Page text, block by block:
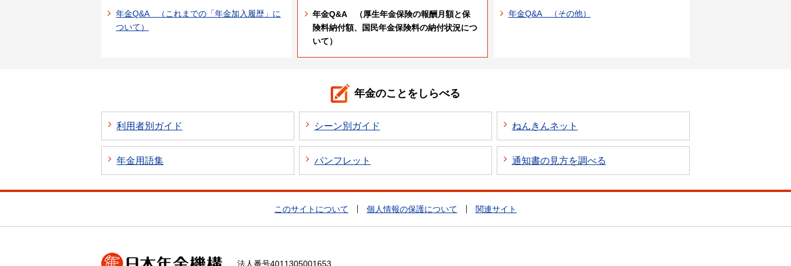
年金Q&A （これまでの「年金加入履歴」に
ついて）
年金Q&A （厚生年金保険の報酬月額と保
険料納付額、国民年金保険料の納付状況につ
いて）
年金Q&A （その他）
年金のことをしらべる
利用者別ガイド シーン別ガイド ねんきんネット
年金用語集 パンフレット 通知書の見方を調べる
このサイトについて 個人情報の保護について 関連サイト
法人番号4011305001653